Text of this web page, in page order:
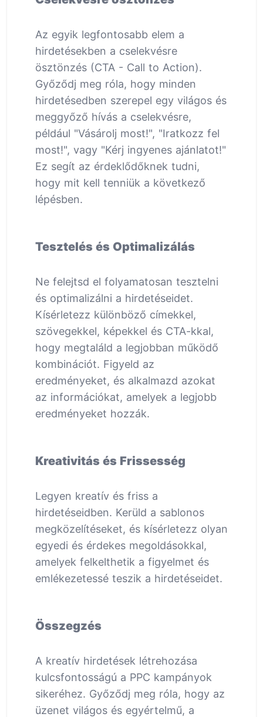
Az egyik legfontosabb elem a
hirdetésekben a cselekvésre
ösztönzés (CTA - Call to Action).
Győződj meg róla, hogy minden
hirdetésedben szerepel egy világos és
meggyőző hívás a cselekvésre,
például "Vásárolj most!", "Iratkozz fel
most!", vagy "Kérj ingyenes ajánlatot!"
Ez segít az érdeklődőknek tudni,
hogy mit kell tenniük a következő
lépésben.
Tesztelés és Optimalizálás
Ne felejtsd el folyamatosan tesztelni
és optimalizálni a hirdetéseidet.
Kísérletezz különböző címekkel,
szövegekkel, képekkel és CTA-kkal,
hogy megtaláld a legjobban működő
kombinációt. Figyeld az
eredményeket, és alkalmazd azokat
az információkat, amelyek a legjobb
eredményeket hozzák.
Kreativitás és Frissesség
Legyen kreatív és friss a
hirdetéseidben. Kerüld a sablonos
megközelítéseket, és kísérletezz olyan
egyedi és érdekes megoldásokkal,
amelyek felkelthetik a figyelmet és
emlékezetessé teszik a hirdetéseidet.
Összegzés
A kreatív hirdetések létrehozása
kulcsfontosságú a PPC kampányok
sikeréhez. Győződj meg róla, hogy az
üzenet világos és egyértelmű, a